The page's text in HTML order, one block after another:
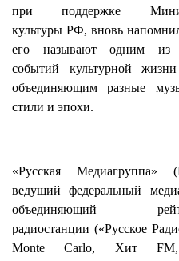
при поддержке
культуры РФ, вновь
его называют одним из
событий культурной
объединяющим разные
стили и эпохи.
«Русская
ведущий федеральный
объединяющий
радиостанции («Русское
Monte Carlo, Хит